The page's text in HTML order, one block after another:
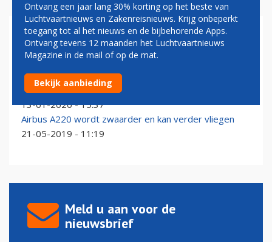
AIRBU
Airbus vergroot transportcapaciteit met nieuwe
BelugaXL
13-01-2020 - 15:37
Airbus A220 wordt zwaarder en kan verder vliegen
21-05-2019 - 11:19
Meld u aan voor de
nieuwsbrief
Ontvang een jaar lang 30% korting op het beste van
Luchtvaartnieuws en Zakenreisnieuws. Krijg onbeperkt
toegang tot al het nieuws en de bijbehorende Apps.
Ontvang tevens 12 maanden het Luchtvaartnieuws
Magazine in de mail of op de mat.
Bekijk aanbieding